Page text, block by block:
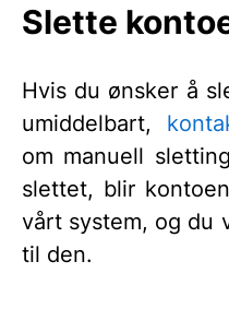
Slette
Hvis du ønsker å
umiddelbart,
om manuell
slettet, blir
vårt system, og du
til den.